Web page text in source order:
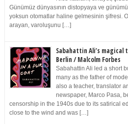
Günümüz dünyasının distopyaya ve
yoksun otomatlar haline gelmesinin şifresi.
arayan, varoluşunu […]
Sabahattin Ali’s magical
Berlin / Malcolm Forbes
Sabahattin Ali led a short
many as the father of
also a teacher, translator
newspaper, Marco Pasa,
censorship in the 1940s due to its satirical
close to the wind and was […]